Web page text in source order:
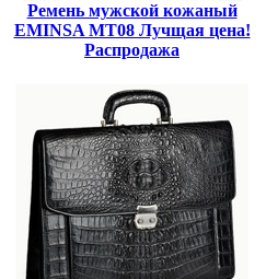
Ремень мужской кожаный
EMINSA MT08 Лучщая цена!
Распродажа